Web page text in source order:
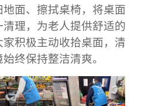
面、擦拭桌椅，将桌面
清理，为老人提供舒适的
家积极主动收拾桌面，清
终保持整洁清爽。